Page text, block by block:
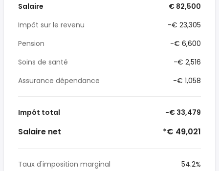
Salaire
€ 82,500
Impôt sur le revenu
-€ 23,305
Pension
-€ 6,600
Soins de santé
-€ 2,516
Assurance dépendance
-€ 1,058
Impôt total -€ 33,479
Salaire net *€ 49,021
Taux d'imposition marginal
54.2%